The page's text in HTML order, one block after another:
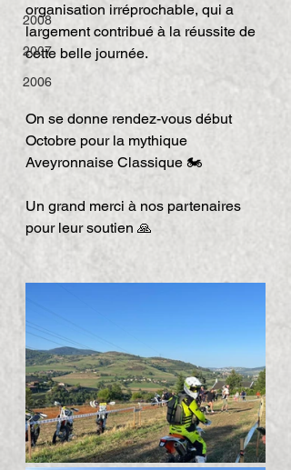
2008
2007
2006
organisation irréprochable, qui a
largement contribué à la réussite de
cette belle journée.
On se donne rendez-vous début
Octobre pour la mythique
Aveyronnaise Classique 🏍️
Un grand merci à nos partenaires
pour leur soutien 🙏